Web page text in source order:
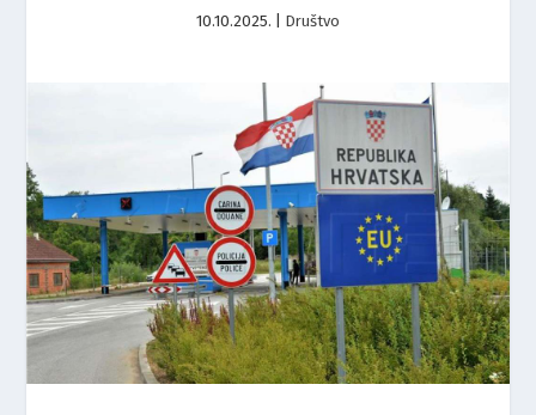
10.10.2025. Društvo